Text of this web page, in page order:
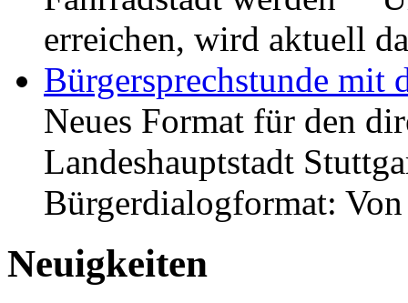
erreichen, wird aktuell
Bürgersprechstunde mit
Neues Format für den
Landeshauptstadt
Bürgerdialogformat:
Neuigkeiten